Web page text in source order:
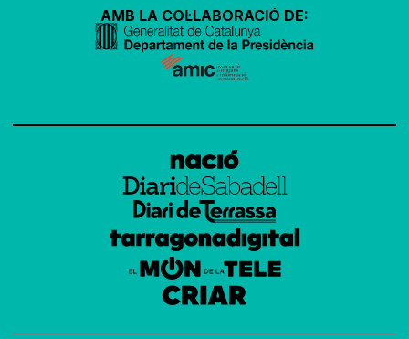
AMB LA COL·LABORACIÓ DE: